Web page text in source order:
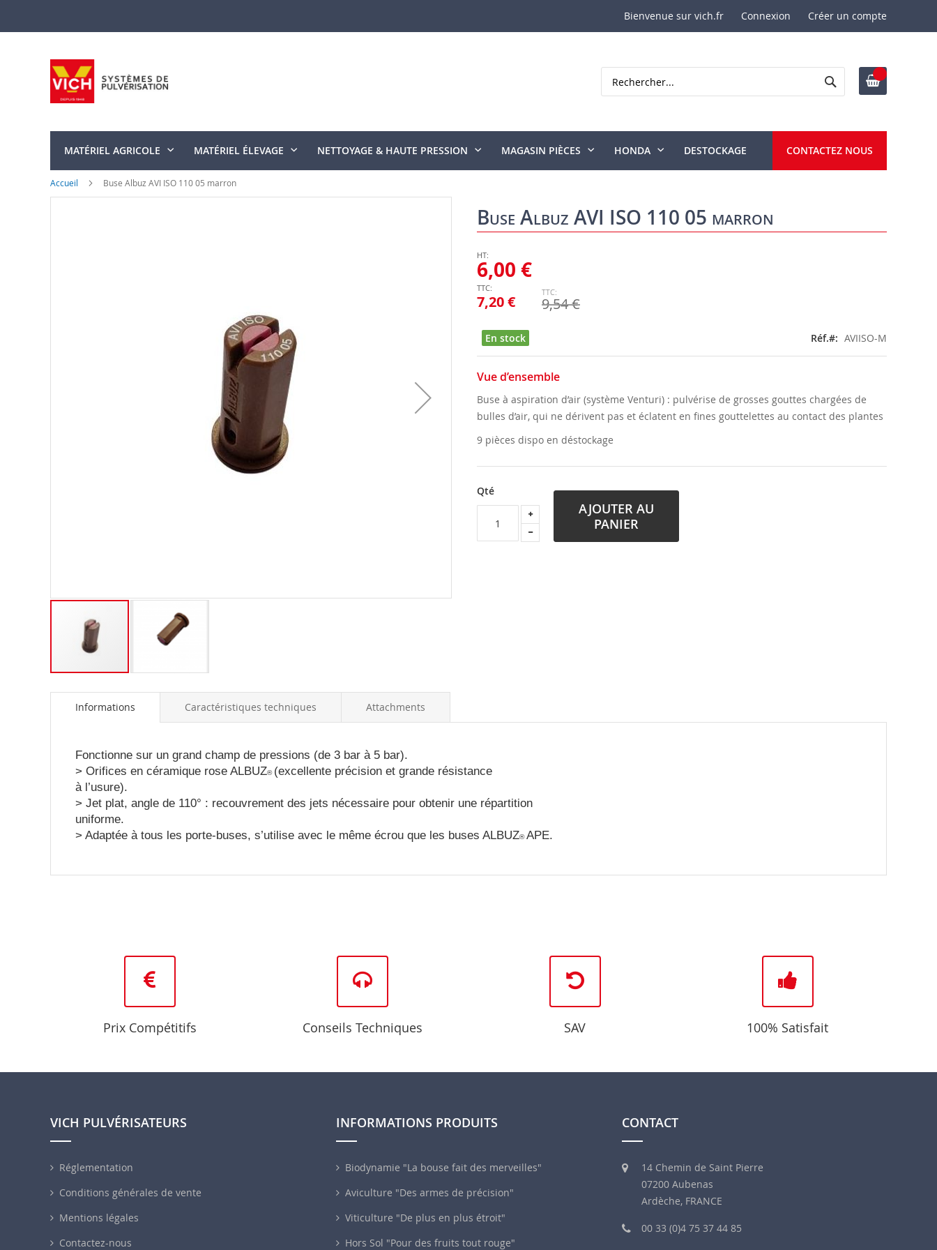
Bienvenue sur vich.fr Connexion Créer un compte
contenu
Rechercher
MATÉRIEL AGRICOLE MATÉRIEL ÉLEVAGE NETTOYAGE & HAUTE PRESSION MAGASIN PIÈCES HONDA DESTOCKAGE CONTACTEZ NOUS
Accueil Buse Albuz AVI ISO 110 05 marron
Buse Albuz AVI ISO 110 05 marron
7,20 €
6,00 €
9,54 €
En stock Réf. AVIISO-M
Vue d’ensemble
Buse à aspiration d’air (système Venturi) : pulvérise de grosses gouttes chargées de
bulles d’air, qui ne dérivent pas et éclatent en fines gouttelettes au contact des plantes
9 pièces dispo en déstockage
Qté
AJOUTER AU
PANIER
to
gallery
Informations
Fonctionne sur un grand champ de pressions (de 3 bar à 5 bar).
> Orifices en céramique rose ALBUZ® (excellente précision et grande résistance
à l’usure).
> Jet plat, angle de 110° : recouvrement des jets nécessaire pour obtenir une répartition
uniforme.
> Adaptée à tous les porte-buses, s’utilise avec le même écrou que les buses ALBUZ®APE.
Caractéristiques techniques Attachments
Prix Compétitifs Conseils Techniques SAV 100% Satisfait
VICH PULVÉRISATEURS
Réglementation
Conditions générales de vente
Mentions légales
Contactez-nous
INFORMATIONS PRODUITS
Biodynamie "La bouse fait des merveilles"
Aviculture "Des armes de précision"
Viticulture "De plus en plus étroit"
Hors Sol "Pour des fruits tout rouge"
CONTACT
14 Chemin de Saint Pierre
07200 Aubenas
Ardèche, FRANCE
00 33 (0)4 75 37 44 85